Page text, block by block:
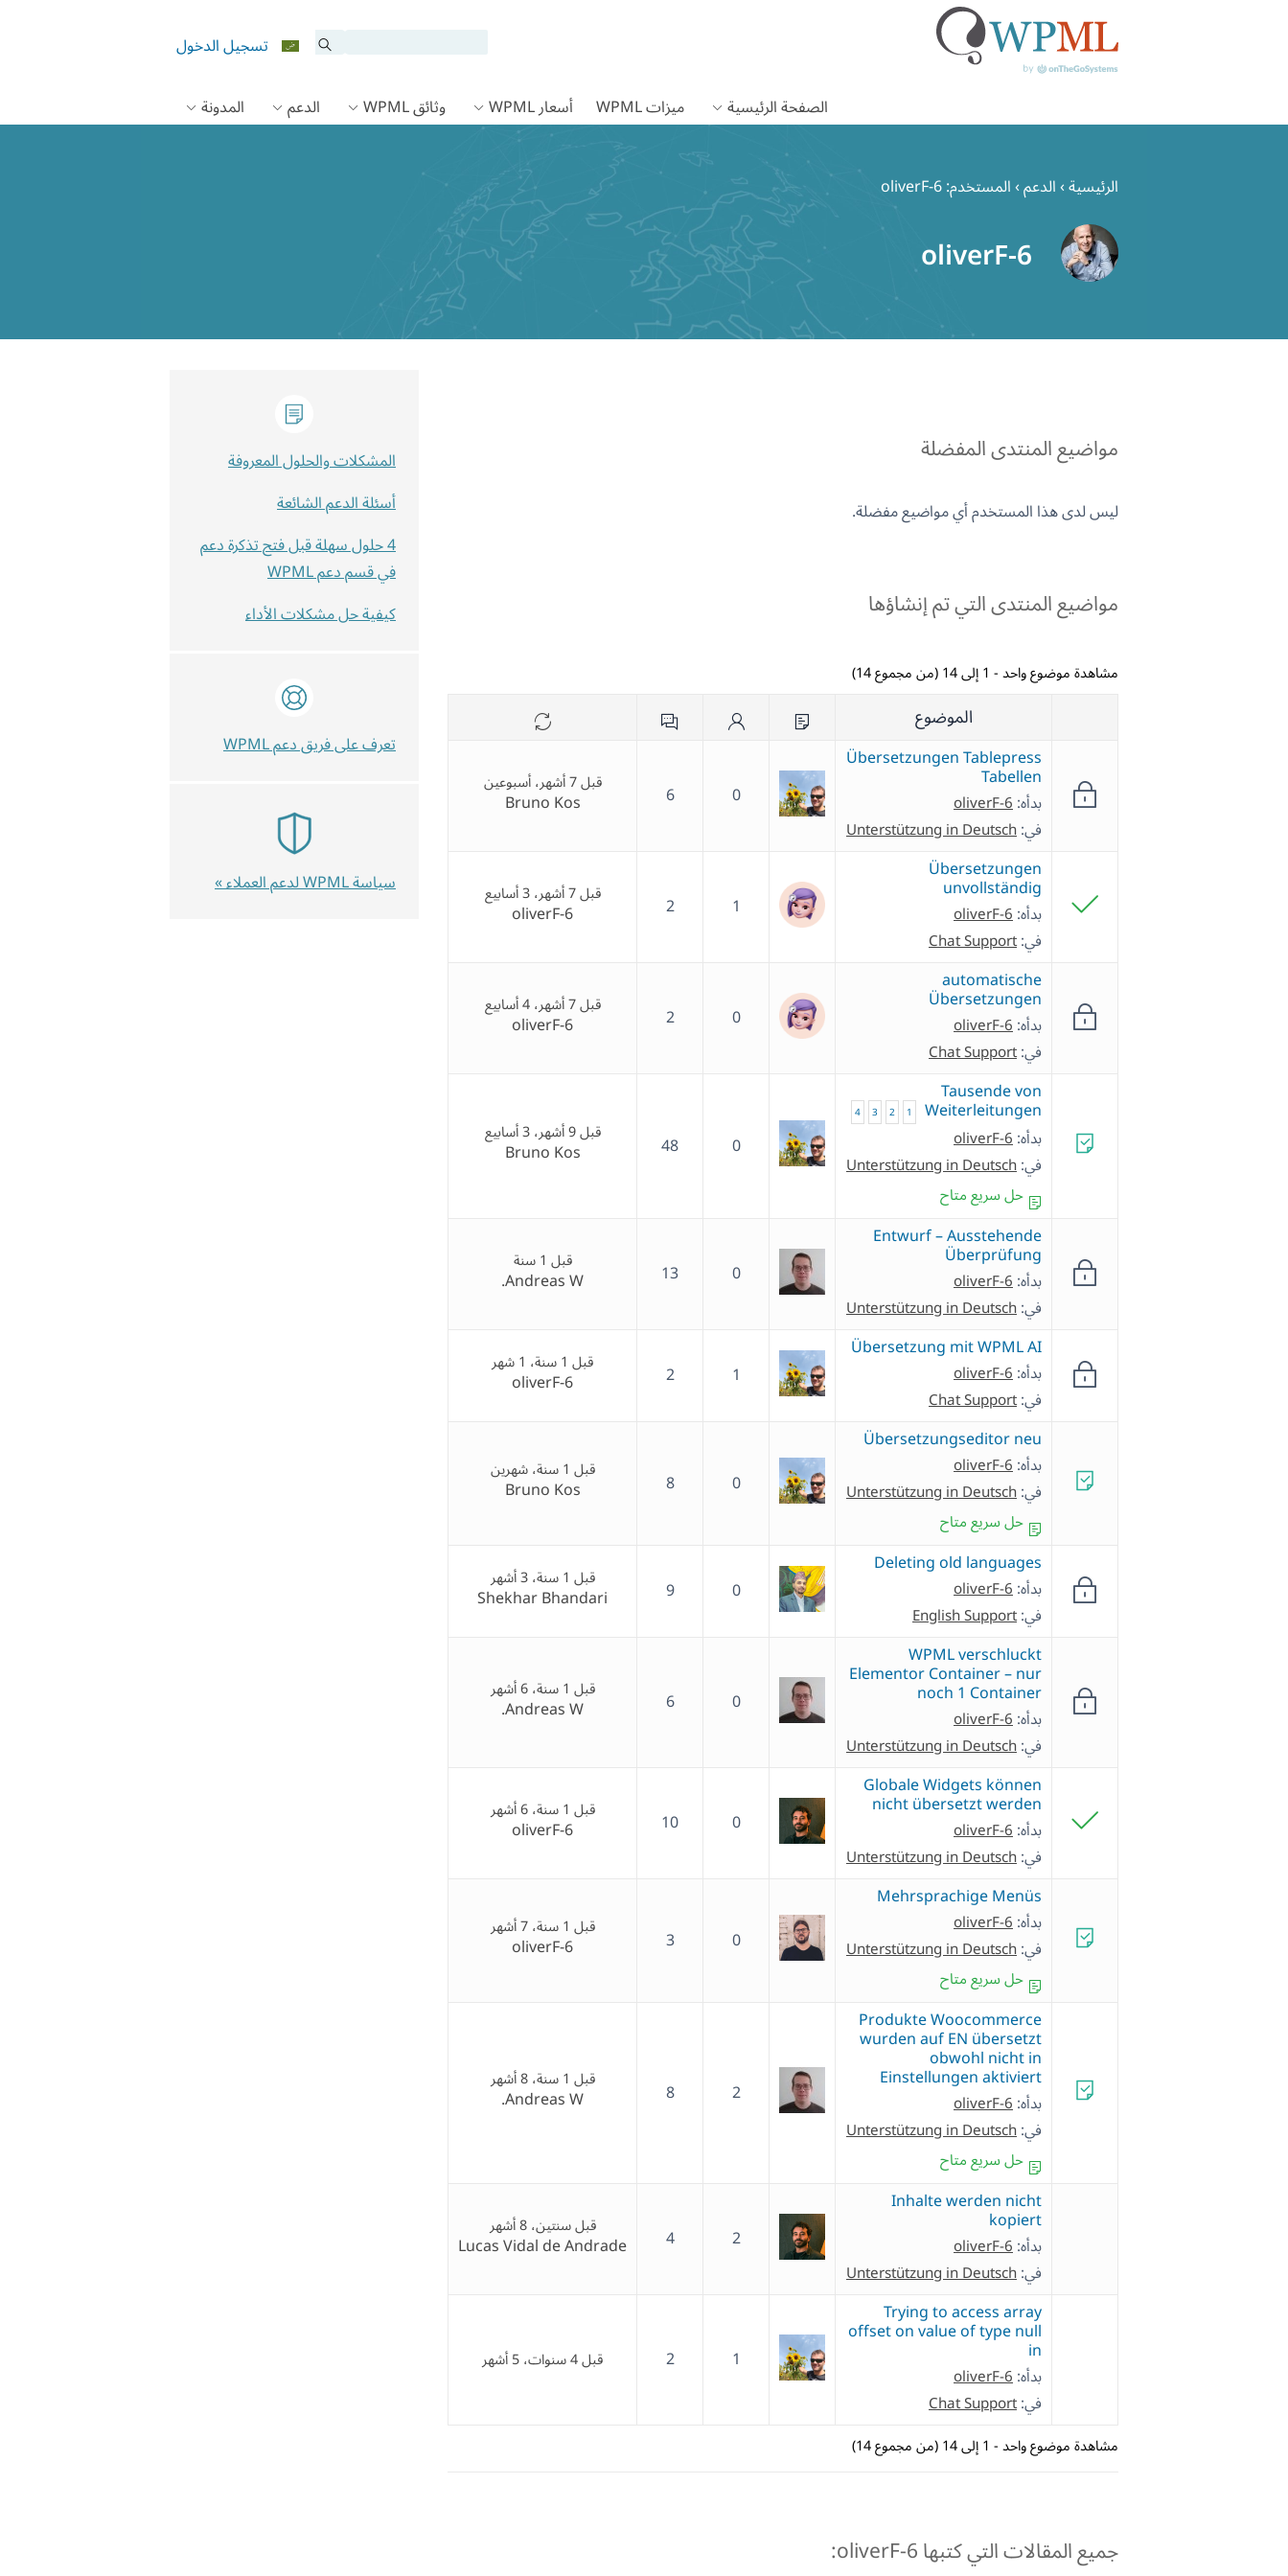
تسجيل الدخول
الصفحة الرئيسية
ميزات WPML أسعار WPML وثائق WPML الدعم المدونة
الرئيسية›الدعم›المستخدم: oliverF-6
oliverF-6
مواضيع المنتدى المفضلة
ليس لدى هذا المستخدم أي مواضيع مفضلة.
مواضيع المنتدى التي تم إنشاؤها
مشاهدة موضوع واحد - 1 إلى 14 (من مجموع 14)
الموضوع
Übersetzungen Tablepress
Tabellen
بدأه:oliverF-6
في:Unterstützung in Deutsch
0
6 قبل 7 أشهر، أسبوعين
Bruno Kos
Übersetzungen
unvollständig
بدأه:oliverF-6
في:Chat Support
1
2 قبل 7 أشهر، 3 أسابيع
oliverF-6
automatische
Übersetzungen
بدأه:oliverF-6
في:Chat Support
0
2 قبل 7 أشهر، 4 أسابيع
oliverF-6
Tausende von
Weiterleitungen
1
2
3
4
بدأه:oliverF-6
في:Unterstützung in Deutsch
حل سريع متاح
0
48 قبل 9 أشهر، 3 أسابيع
Bruno Kos
Entwurf – Ausstehende
Überprüfung
بدأه:oliverF-6
في:Unterstützung in Deutsch
0
13 قبل 1 سنة
Andreas W.
Übersetzung mit WPML AI
بدأه:oliverF-6
في:Chat Support
1
2 قبل 1 سنة، 1 شهر
oliverF-6
Übersetzungseditor neu
بدأه:oliverF-6
في:Unterstützung in Deutsch
حل سريع متاح
0
8 قبل 1 سنة، شهرين
Bruno Kos
Deleting old languages
بدأه:oliverF-6
في:English Support
0
9 قبل 1 سنة، 3 أشهر
Shekhar Bhandari
WPML verschluckt
Elementor Container – nur
noch 1 Container
بدأه:oliverF-6
في:Unterstützung in Deutsch
0
6 قبل 1 سنة، 6 أشهر
Andreas W.
Globale Widgets können
nicht übersetzt werden
بدأه:oliverF-6
في:Unterstützung in Deutsch
0
10 قبل 1 سنة، 6 أشهر
oliverF-6
Mehrsprachige Menüs
بدأه:oliverF-6
في:Unterstützung in Deutsch
حل سريع متاح
0
3 قبل 1 سنة، 7 أشهر
oliverF-6
Produkte Woocommerce
wurden auf EN übersetzt
obwohl nicht in
Einstellungen aktiviert
بدأه:oliverF-6
في:Unterstützung in Deutsch
حل سريع متاح
2
8 قبل 1 سنة، 8 أشهر
Andreas W.
Inhalte werden nicht
kopiert
بدأه:oliverF-6
في:Unterstützung in Deutsch
2
4 قبل سنتين، 8 أشهر
Lucas Vidal de Andrade
Trying to access array
offset on value of type null
in
بدأه:oliverF-6
في:Chat Support
1
2 قبل 4 سنوات، 5 أشهر
مشاهدة موضوع واحد - 1 إلى 14 (من مجموع 14)
جميع المقالات التي كتبها oliverF-6:
المشكلات والحلول المعروفة
أسئلة الدعم الشائعة
4 حلول سهلة قبل فتح تذكرة دعم
في قسم دعم WPML
كيفية حل مشكلات الأداء
تعرف على فريق دعم WPML
سياسة WPML لدعم العملاء »